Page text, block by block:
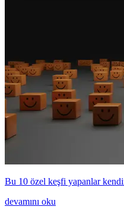
Bu 10 özel keşfi yapanlar
devamını oku